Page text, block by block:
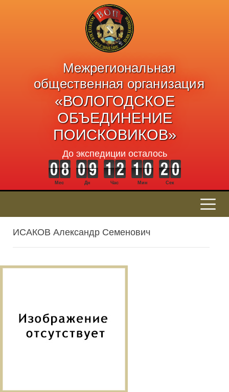
Межрегиональная
общественная организация
«ВОЛОГОДСКОЕ
ОБЪЕДИНЕНИЕ
ПОИСКОВИКОВ»
До экспедиции осталось
Мес Дн Час Мин Сек
ИСАКОВ Александр Семенович